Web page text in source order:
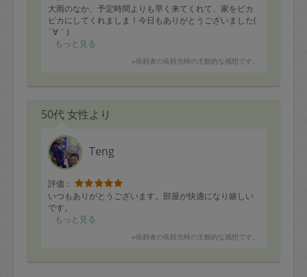
大雨のなか、予定時間よりも早く来てくれて、家をピカ
ピカにしてくれましま！今日もありがとうございました(
´∀｀)
もっと見る
※依頼者の依頼当時の主観的な感想です。
50代 女性より
Teng
評価：
いつもありがとうございます。部屋が快適になり嬉しい
です。
もっと見る
※依頼者の依頼当時の主観的な感想です。